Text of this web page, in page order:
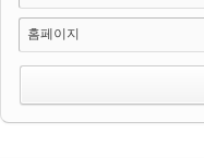
홈페이지